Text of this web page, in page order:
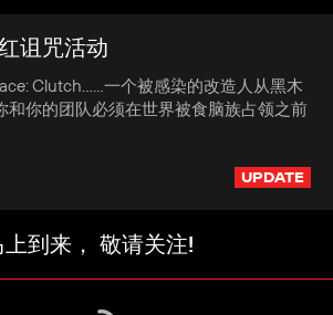
诅咒活动
Clutch……一个被感染的改造人从黑木
和你的团队必须在世界被食脑族占领之前
UPDATE
到来， 敬请关注!